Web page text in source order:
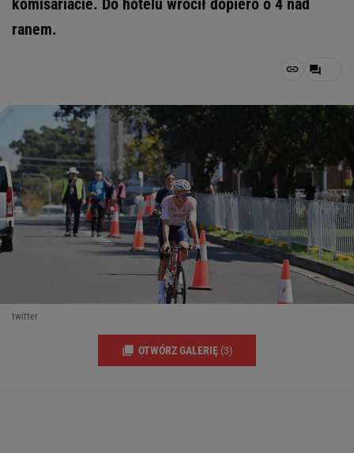
komisariacie. Do hotelu wrócił dopiero o 4 nad
ranem.
twitter
OTWÓRZ GALERIĘ (3)